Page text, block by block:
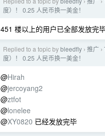
› ›
度）！ 0.25 人民币换一美金！
451 楼以上的用户已全部发放完
Replied to a topic bybleedfly › 推广 ›
度）！ 0.25 人民币换一美金！
@Hirah
@jercoyang2
@ztfot
@lonelee
@XY0820 已经发放完毕